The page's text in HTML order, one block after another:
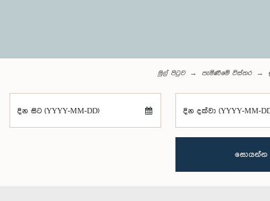
මුල් පිටුව පැමිණීමේ විස්තර
දින සිට (YYYY-MM-DD) දින දක්වා (YYYY-MM-
සොයන්න